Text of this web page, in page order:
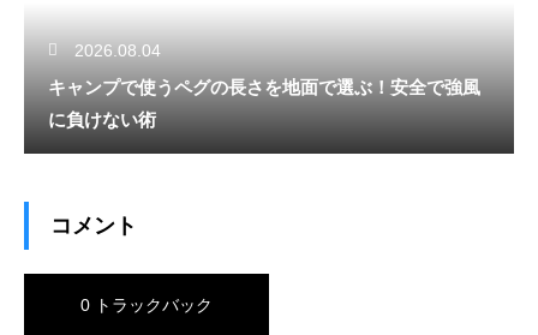
2026.08.04
キャンプで使うペグの長さを地面で選ぶ！安全で強風
に負けない術
コメント
0 トラックバック